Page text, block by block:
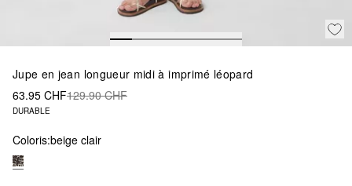
Jupe en jean longueur midi à imprimé léopard
63.95 CHF129.90 CHF
DURABLE
Coloris:beige clair